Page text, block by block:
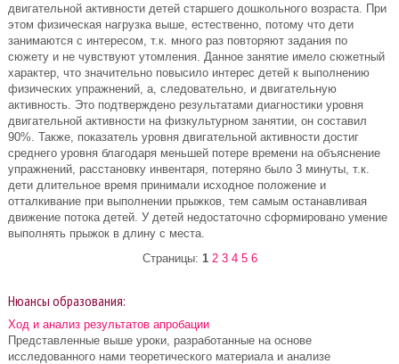
двигательной активности детей старшего дошкольного возраста. При
этом физическая нагрузка выше, естественно, потому что дети
занимаются с интересом, т.к. много раз повторяют задания по
сюжету и не чувствуют утомления. Данное занятие имело сюжетный
характер, что значительно повысило интерес детей к выполнению
физических упражнений, а, следовательно, и двигательную
активность. Это подтверждено результатами диагностики уровня
двигательной активности на физкультурном занятии, он составил
90%. Также, показатель уровня двигательной активности достиг
среднего уровня благодаря меньшей потере времени на объяснение
упражнений, расстановку инвентаря, потеряно было 3 минуты, т.к.
дети длительное время принимали исходное положение и
отталкивание при выполнении прыжков, тем самым останавливая
движение потока детей. У детей недостаточно сформировано умение
выполнять прыжок в длину с места.
Страницы: 1 2 3 4 5 6
Нюансы образования:
Ход и анализ результатов апробации
Представленные выше уроки, разработанные на основе
исследованного нами теоретического материала и анализе